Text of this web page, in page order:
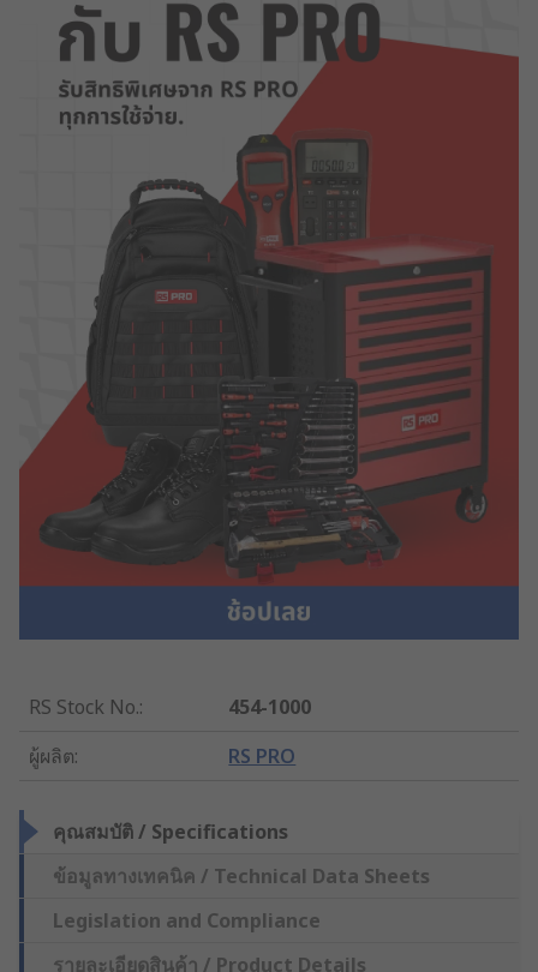
RS Stock No.:
454-1000
ผู้ผลิต: RS PRO
คุณสมบัติ / Specifications
ข้อมูลทางเทคนิค / Technical Data Sheets
Legislation and Compliance
รายละเอียดสินค้า / Product Details